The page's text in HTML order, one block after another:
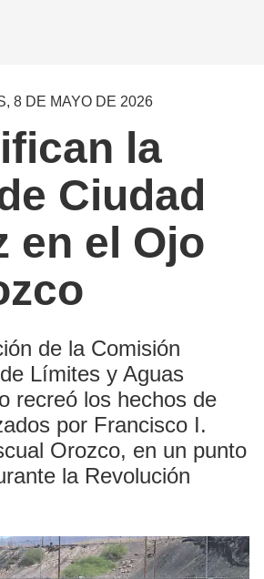
8 DE MAYO DE 2026
la
Ciudad
en el Ojo
de la Comisión
Límites y Aguas
recreó los hechos de
por Francisco I.
Orozco, en un punto
la Revolución